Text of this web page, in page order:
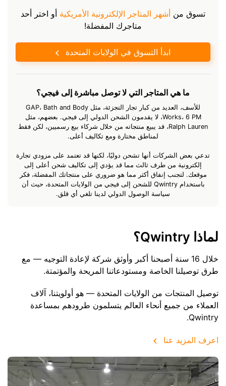
تسوق من أشهر المتاجر الإلكترونية الأمريكية أو اختر أحد
متاجرك المفضلة!
ابدأ التسوق في الولايات المتحدة
ما هي المتاجر التي لا توصل مباشرة إلى فيجي؟
للأسف، العديد من كبار تجار التجزئة، مثل GAP، Bath and Body
Works، 6 PM، لا يقدمون الشحن الدولي إلى فيجي. بعضهم، مثل
Ralph Lauren، قد يبيع منتجاته من خلال شركاء بيع رسميين، لكن فقط
لمناطق مختارة ومع تكاليف أعلى.
تدعي بعض الشركات أنها تشحن دوليًا، لكنها قد تعتمد على مزودي تجارة
إلكترونية من طرف ثالث مما قد يؤدي إلى تكاليف شحن أعلى إلى
موقعك. لتجنب إنفاق أكثر مما هو ضروري على منتجاتك المفضلة، فكر
باستخدام Qwintry للشحن إلى فيجي من الولايات المتحدة، حيث أن
سياسة الوصول الدولي لدينا تلغي أي قلق.
لماذا Qwintry؟
خلال 16 سنة أصبحنا أكبر وأوثق شركة لإعادة التوجيه — مع
طرق توصيلنا الخاصة ومستودعاتنا المريحة والمؤتمتة.
توصيل المنتجات من الولايات المتحدة — هو أولويتنا، آلاف
العملاء من جميع أنحاء العالم يتسلمون طرودهم بمساعدة
Qwintry.
اعرف المزيد عنا